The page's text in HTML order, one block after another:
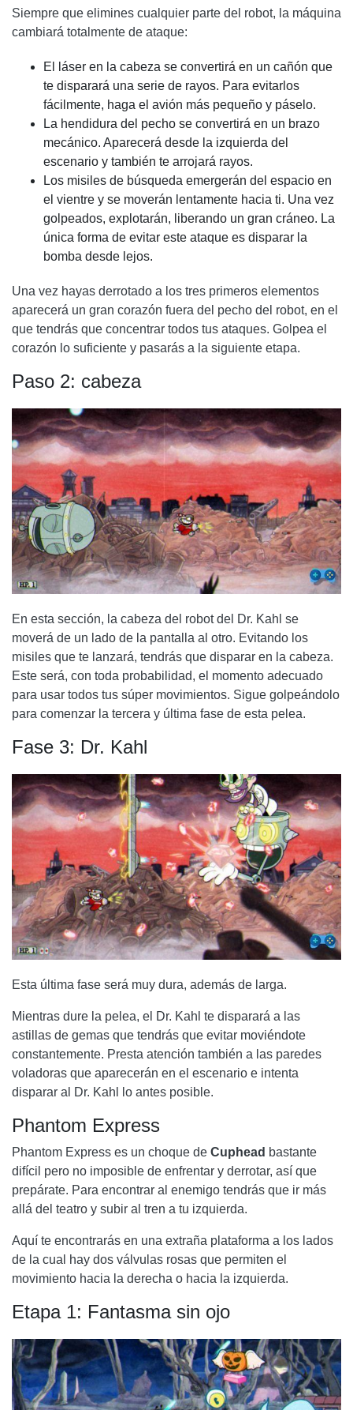
Siempre que elimines cualquier parte del robot, la máquina
cambiará totalmente de ataque:
El láser en la cabeza se convertirá en un cañón que
te disparará una serie de rayos. Para evitarlos
fácilmente, haga el avión más pequeño y páselo.
La hendidura del pecho se convertirá en un brazo
mecánico. Aparecerá desde la izquierda del
escenario y también te arrojará rayos.
Los misiles de búsqueda emergerán del espacio en
el vientre y se moverán lentamente hacia ti. Una vez
golpeados, explotarán, liberando un gran cráneo. La
única forma de evitar este ataque es disparar la
bomba desde lejos.
Una vez hayas derrotado a los tres primeros elementos
aparecerá un gran corazón fuera del pecho del robot, en el
que tendrás que concentrar todos tus ataques. Golpea el
corazón lo suficiente y pasarás a la siguiente etapa.
Paso 2: cabeza
En esta sección, la cabeza del robot del Dr. Kahl se
moverá de un lado de la pantalla al otro. Evitando los
misiles que te lanzará, tendrás que disparar en la cabeza.
Este será, con toda probabilidad, el momento adecuado
para usar todos tus súper movimientos. Sigue golpeándolo
para comenzar la tercera y última fase de esta pelea.
Fase 3: Dr. Kahl
Esta última fase será muy dura, además de larga.
Mientras dure la pelea, el Dr. Kahl te disparará a las
astillas de gemas que tendrás que evitar moviéndote
constantemente. Presta atención también a las paredes
voladoras que aparecerán en el escenario e intenta
disparar al Dr. Kahl lo antes posible.
Phantom Express
Phantom Express es un choque de Cuphead bastante
difícil pero no imposible de enfrentar y derrotar, así que
prepárate. Para encontrar al enemigo tendrás que ir más
allá del teatro y subir al tren a tu izquierda.
Aquí te encontrarás en una extraña plataforma a los lados
de la cual hay dos válvulas rosas que permiten el
movimiento hacia la derecha o hacia la izquierda.
Etapa 1: Fantasma sin ojo